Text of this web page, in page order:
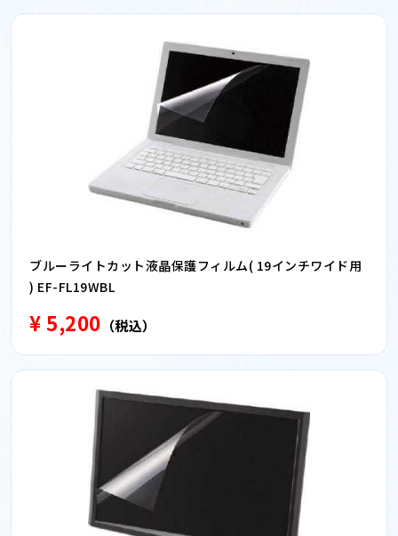
ブルーライトカット液晶保護フィルム( 19インチワイド用
) EF-FL19WBL
¥ 5,200 （税込）